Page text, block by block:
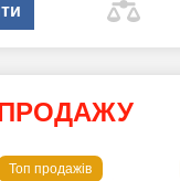
Топ продажів